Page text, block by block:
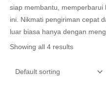
siap membantu, memperbarui
ini. Nikmati pengiriman cepat
luar biasa hanya dengan
Showing all 4 results